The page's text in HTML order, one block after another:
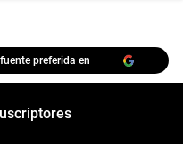
preferida en